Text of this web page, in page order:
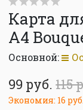
Карта
А4
Основной:
99 руб. 115
Экономия: 16 руб.